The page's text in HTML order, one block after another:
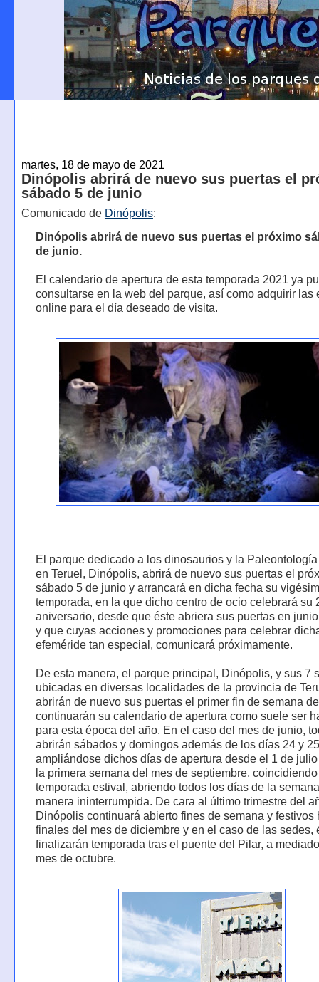
martes, 18 de mayo de 2021
Dinópolis abrirá de nuevo sus puertas el
sábado 5 de junio
Comunicado de Dinópolis:
Dinópolis abrirá de nuevo sus puertas el próximo
de junio.
El calendario de apertura de esta temporada 2021 ya
consultarse en la web del parque, así como adquirir las
online para el día deseado de visita.
El parque dedicado a los dinosaurios y la
en Teruel, Dinópolis, abrirá de nuevo sus puertas el
sábado 5 de junio y arrancará en dicha fecha su
temporada, en la que dicho centro de ocio celebrará su
aniversario, desde que éste abriera sus puertas en
y que cuyas acciones y promociones para celebrar
efeméride tan especial, comunicará próximamente.
De esta manera, el parque principal, Dinópolis, y sus 7
ubicadas en diversas localidades de la provincia de
abrirán de nuevo sus puertas el primer fin de semana
continuarán su calendario de apertura como suele ser
para esta época del año. En el caso del mes de junio,
abrirán sábados y domingos además de los días 24 y
ampliándose dichos días de apertura desde el 1 de
la primera semana del mes de septiembre,
temporada estival, abriendo todos los días de la
manera ininterrumpida. De cara al último trimestre del
Dinópolis continuará abierto fines de semana y festivos
finales del mes de diciembre y en el caso de las sedes,
finalizarán temporada tras el puente del Pilar, a
mes de octubre.